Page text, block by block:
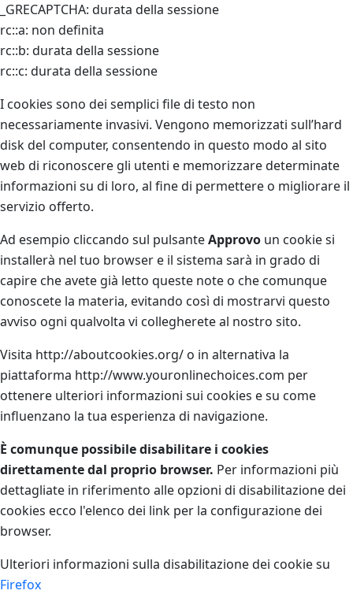
_GRECAPTCHA: durata della sessione
rc::a: non definita
rc::b: durata della sessione
rc::c: durata della sessione
I cookies sono dei semplici file di testo non
necessariamente invasivi. Vengono memorizzati sull’hard
disk del computer, consentendo in questo modo al sito
web di riconoscere gli utenti e memorizzare determinate
informazioni su di loro, al fine di permettere o migliorare il
servizio offerto.
Ad esempio cliccando sul pulsanteApprovo un cookie si
installerà nel tuo browser e il sistema sarà in grado di
capire che avete già letto queste note o che comunque
conoscete la materia, evitando così di mostrarvi questo
avviso ogni qualvolta vi collegherete al nostro sito.
Visita http://aboutcookies.org/ o in alternativa la
piattaforma http://www.youronlinechoices.com per
ottenere ulteriori informazioni sui cookies e su come
influenzano la tua esperienza di navigazione.
È comunque possibile disabilitare i cookies
direttamente dal proprio browser. Per informazioni più
dettagliate in riferimento alle opzioni di disabilitazione dei
cookies ecco l'elenco dei link per la configurazione dei
browser.
Ulteriori informazioni sulla disabilitazione dei cookie su
Firefox